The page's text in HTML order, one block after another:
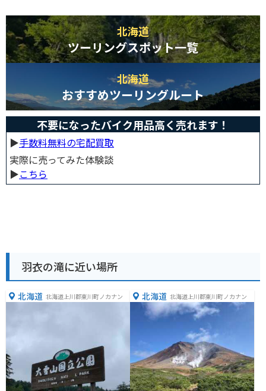
北海道
ツーリングスポット一覧
北海道
おすすめツーリングルート
不要になったバイク用品高く売れます！
▶︎手数料無料の宅配買取
実際に売ってみた体験談
▶︎こちら
羽衣の滝に近い場所
北海道 北海道上川郡東川町ノカナン 北海道 北海道上川郡東川町ノカナン